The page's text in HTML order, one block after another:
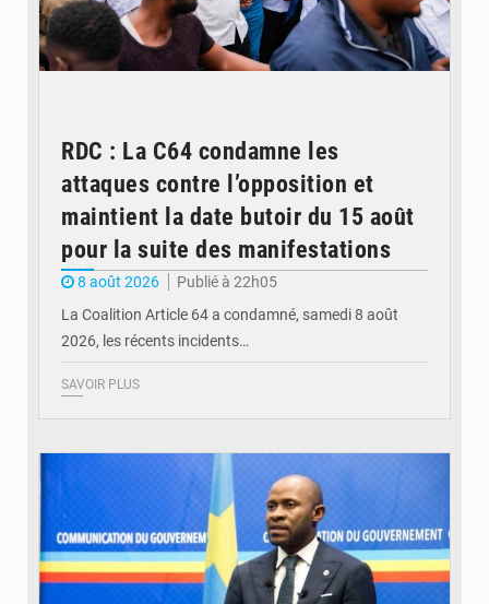
RDC : La C64 condamne les
attaques contre l’opposition et
maintient la date butoir du 15 août
pour la suite des manifestations
8 août 2026
Publié à 22h05
La Coalition Article 64 a condamné, samedi 8 août
2026, les récents incidents…
SAVOIR PLUS